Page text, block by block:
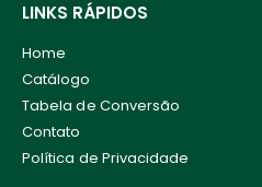
LINKS RÁPIDOS
Home
Catálogo
Tabela de Conversão
Contato
Política de Privacidade